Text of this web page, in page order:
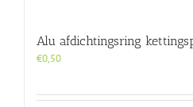
Alu afdichtingsring
€0,50